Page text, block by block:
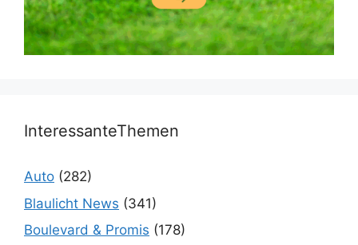
InteressanteThemen
Auto (282)
Blaulicht News (341)
Boulevard & Promis (178)